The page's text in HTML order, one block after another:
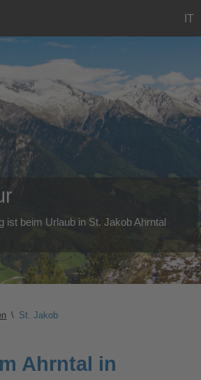
IT
\ St. Jakob
Ahrntal in
ist beim Urlaub in St. Jakob Ahrntal